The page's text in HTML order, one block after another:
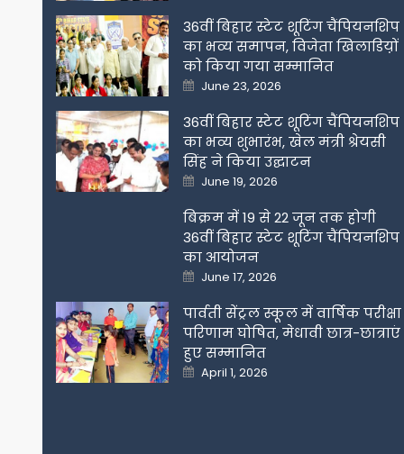
36वीं बिहार स्टेट शूटिंग चैंपियनशिप
का भव्य समापन, विजेता खिलाडिय़ों
को किया गया सम्मानित
Posted
on
June 23, 2026
36वीं बिहार स्टेट शूटिंग चैंपियनशिप
का भव्य शुभारंभ, खेल मंत्री श्रेयसी
सिंह ने किया उद्घाटन
Posted
on
June 19, 2026
बिक्रम में 19 से 22 जून तक होगी
36वीं बिहार स्टेट शूटिंग चैंपियनशिप
का आयोजन
Posted
on
June 17, 2026
पार्वती सेंट्रल स्कूल में वार्षिक परीक्षा
परिणाम घोषित, मेधावी छात्र-छात्राएं
हुए सम्मानित
Posted
on
April 1, 2026